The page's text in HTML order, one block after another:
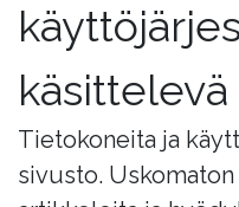
Tietokoneita ja
sivusto.